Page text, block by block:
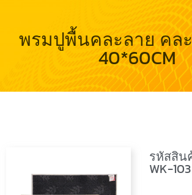
พรมปูพื้นคละลาย คล
40*60CM
รหัสสิน
WK-103